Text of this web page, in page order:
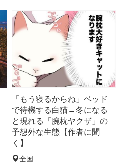
「もう寝るからね」ベッド
で待機する白猫→冬になる
と現れる「腕枕ヤクザ」の
予想外な生態【作者に聞
く】
全国